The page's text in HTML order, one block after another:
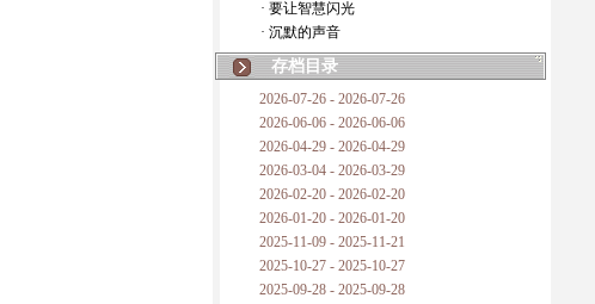
· 要让智慧闪光
· 沉默的声音
存档目录
2026-07-26 - 2026-07-26
2026-06-06 - 2026-06-06
2026-04-29 - 2026-04-29
2026-03-04 - 2026-03-29
2026-02-20 - 2026-02-20
2026-01-20 - 2026-01-20
2025-11-09 - 2025-11-21
2025-10-27 - 2025-10-27
2025-09-28 - 2025-09-28